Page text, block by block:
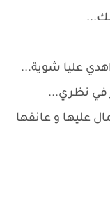
عليا شوية...
في نظري...
عليها و عانقها